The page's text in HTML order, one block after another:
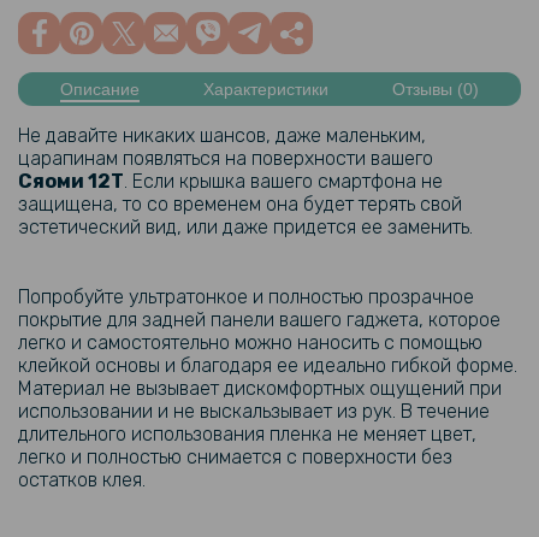
Описание Характеристики Отзывы (0)
Не давайте никаких шансов, даже маленьким,
царапинам появляться на поверхности вашего
Сяоми 12T. Если крышка вашего смартфона не
защищена, то со временем она будет терять свой
эстетический вид, или даже придется ее заменить.
Попробуйте ультратонкое и полностью прозрачное
покрытие для задней панели вашего гаджета, которое
легко и самостоятельно можно наносить с помощью
клейкой основы и благодаря ее идеально гибкой форме.
Материал не вызывает дискомфортных ощущений при
использовании и не выскальзывает из рук. В течение
длительного использования пленка не меняет цвет,
легко и полностью снимается с поверхности без
остатков клея.